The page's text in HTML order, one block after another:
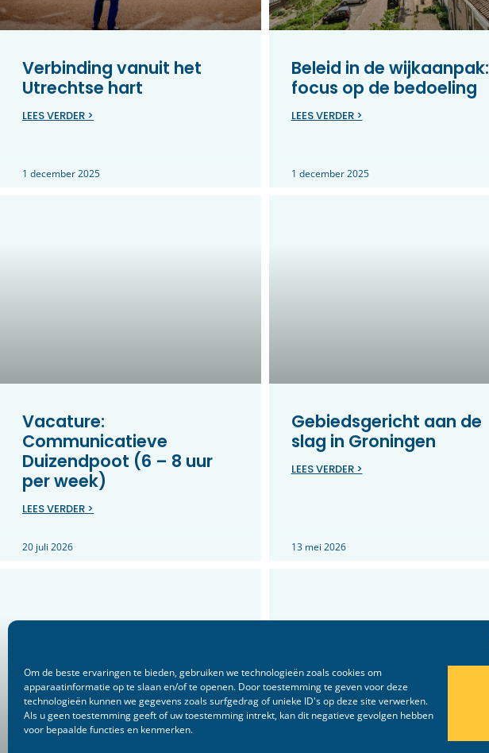
Om de beste ervaringen te bieden, gebruiken we technologieën zoals cookies om
apparaatinformatie op te slaan en/of te openen. Door toestemming te geven voor deze
technologieën kunnen we gegevens zoals surfgedrag of unieke ID's op deze site verwerken.
Als u geen toestemming geeft of uw toestemming intrekt, kan dit negatieve gevolgen hebben
voor bepaalde functies en kenmerken.
Verbinding vanuit het
Utrechtse hart
LEES VERDER >
1 december 2025
Beleid in de wijkaanpak:
focus op de bedoeling
LEES VERDER >
1 december 2025
Vacature:
Communicatieve
Duizendpoot (6 – 8 uur
per week)
LEES VERDER >
20 juli 2026
Gebiedsgericht aan de
slag in Groningen
LEES VERDER >
13 mei 2026